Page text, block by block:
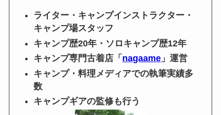
ライター・キャンプインストラクター・
キャンプ場スタッフ
キャンプ歴20年・ソロキャンプ歴12年
キャンプ専門古着店「 nagaame 」運営
キャンプ・料理 メディアでの執筆実績多
数
キャンプギアの監修も行う